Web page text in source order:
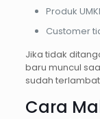
Produk
Customer
Jika tidak
baru muncul
sudah
Cara